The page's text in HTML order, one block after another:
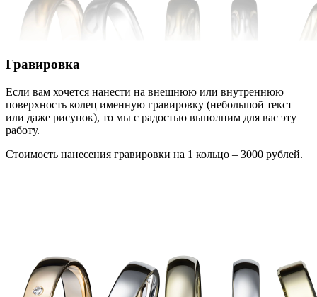
Гравировка
Если вам хочется нанести на внешнюю или внутреннюю
поверхность колец именную гравировку (небольшой текст
или даже рисунок), то мы с радостью выполним для вас эту
работу.
Стоимость нанесения гравировки на 1 кольцо – 3000 рублей.